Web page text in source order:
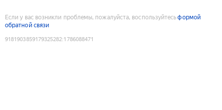
Если у вас возникли проблемы, пожалуйста, воспользуйтесьформой
обратной связи
9181903859179325282:1786088471